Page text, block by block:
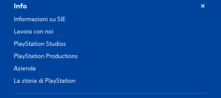
Info
Informazioni su SIE
Lavora con noi
PlayStation Studios
PlayStation Productions
Azienda
La storia di PlayStation